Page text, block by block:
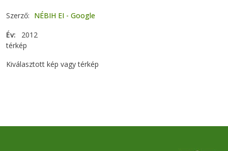
Szerző
NÉBIH EI - Google
Év
2012
térkép
Kiválasztott kép vagy térkép